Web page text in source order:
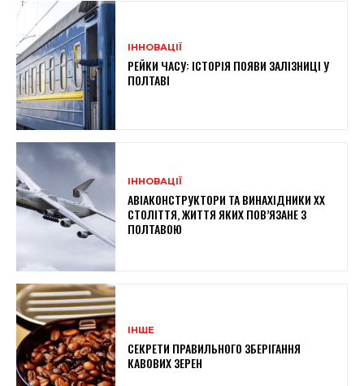
ІННОВАЦІЇ
РЕЙКИ ЧАСУ: ІСТОРІЯ ПОЯВИ ЗАЛІЗНИЦІ У
ПОЛТАВІ
ІННОВАЦІЇ
АВІАКОНСТРУКТОРИ ТА ВИНАХІДНИКИ XX
СТОЛІТТЯ, ЖИТТЯ ЯКИХ ПОВ’ЯЗАНЕ З
ПОЛТАВОЮ
ІНШЕ
СЕКРЕТИ ПРАВИЛЬНОГО ЗБЕРІГАННЯ
КАВОВИХ ЗЕРЕН